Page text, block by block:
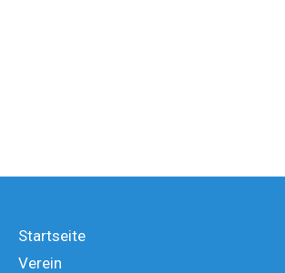
Startseite
Verein